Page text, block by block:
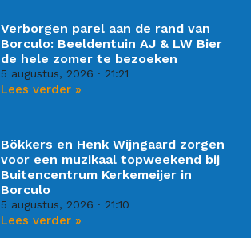
Verborgen parel aan de rand van
Borculo: Beeldentuin AJ & LW Bier
de hele zomer te bezoeken
5 augustus, 2026 21:21
Lees verder »
Bökkers en Henk Wijngaard zorgen
voor een muzikaal topweekend bij
Buitencentrum Kerkemeijer in
Borculo
5 augustus, 2026 21:10
Lees verder »